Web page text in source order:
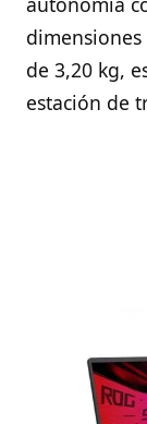
dimensiones
de 3,20 kg,
estación de